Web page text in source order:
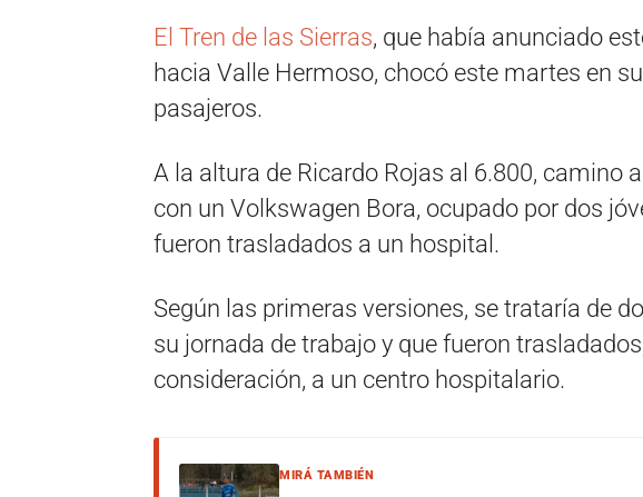
El Tren de las Sierras, que había anunciado
hacia Valle Hermoso, chocó este martes en
pasajeros.
A la altura de Ricardo Rojas al 6.800, camino
con un Volkswagen Bora, ocupado por dos
fueron trasladados a un hospital.
Según las primeras versiones, se trataría de
su jornada de trabajo y que fueron
consideración, a un centro hospitalario.
MIRÁ TAMBIÉN